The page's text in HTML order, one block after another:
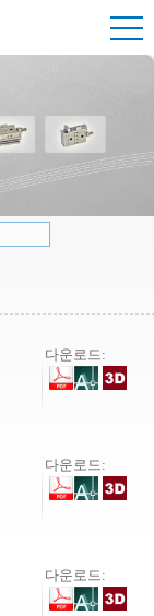
다운로드:
다운로드:
다운로드: